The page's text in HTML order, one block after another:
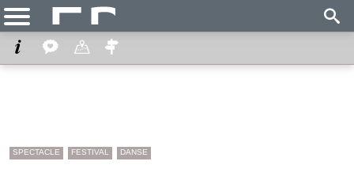
SPECTACLE FESTIVAL DANSE